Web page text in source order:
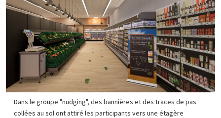
Dans le groupe "nudging", des bannières et des traces de pas
collées au sol ont attiré les participants vers une étagère